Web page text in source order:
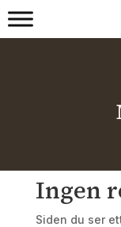
Ingen
Siden du ser